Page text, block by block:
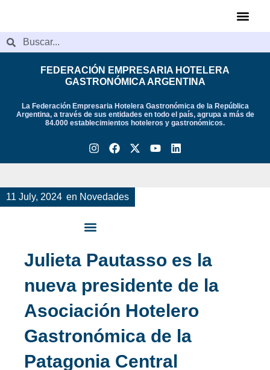
FEDERACIÓN EMPRESARIA HOTELERA
GASTRONÓMICA ARGENTINA
La Federación Empresaria Hotelera Gastronómica de la República
Argentina, a través de sus entidades en todo el país, agrupa a más de
84.000 establecimientos hoteleros y gastronómicos.
11 July, 2024 en Novedades
Julieta Pautasso es la
nueva presidente de la
Asociación Hotelero
Gastronómica de la
Patagonia Central